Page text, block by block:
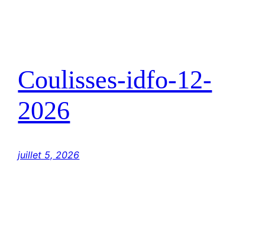
Coulisses-idfo-12-
2026
juillet 5, 2026